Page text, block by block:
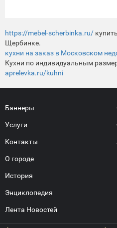
https://mebel-scherbinka.ru/
Щербинке.
кухни на заказ в Московском
Кухни по индивидуальным
aprelevka.ru/kuhni
Баннеры
Услуги
Контакты
О городе
История
Энциклопедия
Лента Новостей